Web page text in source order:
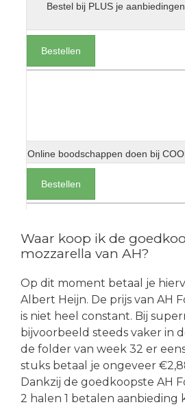
Bestel bij PLUS je
Bestellen
Online boodschappen doen bij
Bestellen
Waar koop ik de
mozzarella van AH?
Op dit moment betaal je
Albert Heijn. De prijs van AH
is niet heel constant. Bij
bijvoorbeeld steeds vaker in
de folder van week 32 er
stuks betaal je ongeveer
Dankzij de goedkoopste AH
2 halen 1 betalen aanbieding